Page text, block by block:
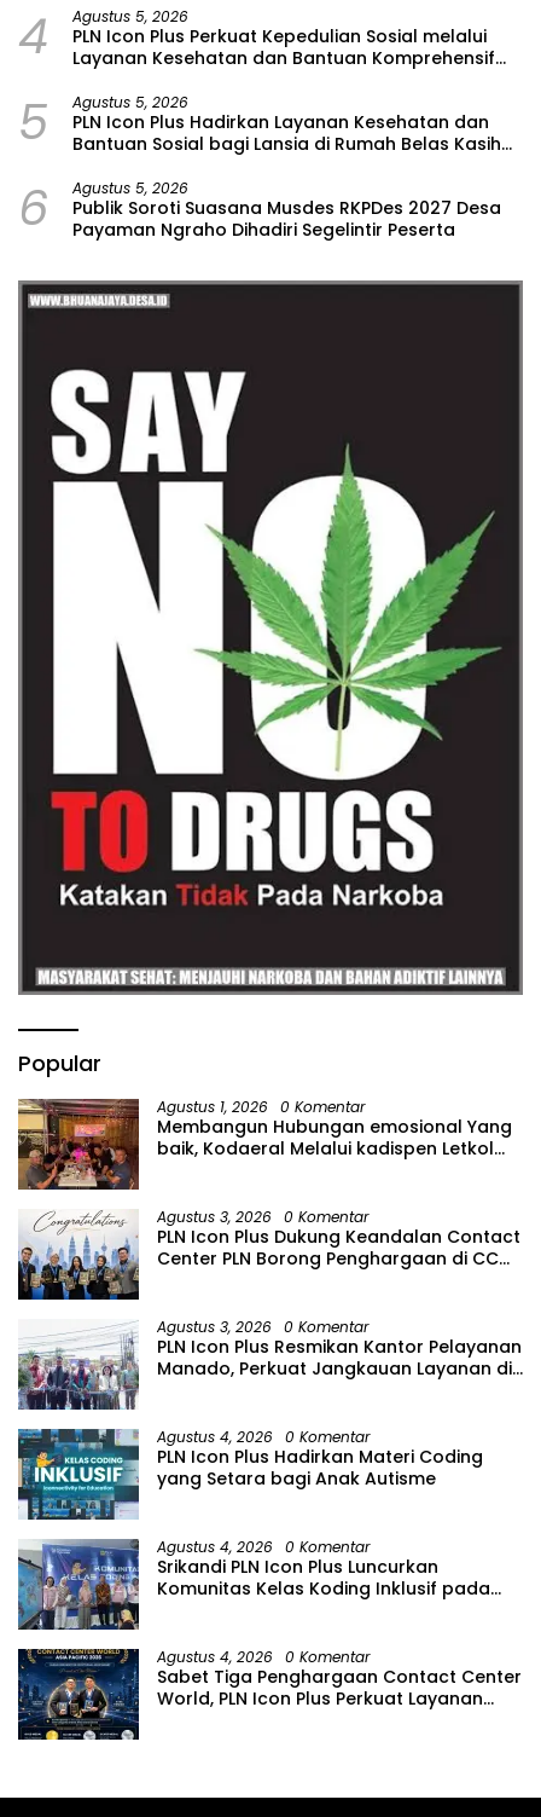
4 Agustus 5, 2026
PLN Icon Plus Perkuat Kepedulian Sosial melalui
Layanan Kesehatan dan Bantuan Komprehensif
5 Agustus 5, 2026
PLN Icon Plus Hadirkan Layanan Kesehatan dan
Bantuan Sosial bagi Lansia di Rumah Belas Kasih
6 Agustus 5, 2026
Publik Soroti Suasana Musdes RKPDes 2027 Desa
Payaman Ngraho Dihadiri Segelintir Peserta
Popular
Agustus 1, 2026 0 Komentar
Membangun Hubungan emosional Yang
baik, Kodaeral Melalui kadispen Letkol
suasana Santai lebih Dekat Dan
Harmonis.
Agustus 3, 2026 0 Komentar
PLN Icon Plus Dukung Keandalan Contact
Center PLN Borong Penghargaan di CCW
Agustus 3, 2026 0 Komentar
PLN Icon Plus Resmikan Kantor Pelayanan
Manado, Perkuat Jangkauan Layanan di
Agustus 4, 2026 0 Komentar
PLN Icon Plus Hadirkan Materi Coding
yang Setara bagi Anak Autisme
Agustus 4, 2026 0 Komentar
Srikandi PLN Icon Plus Luncurkan
Komunitas Kelas Koding Inklusif pada
Agustus 4, 2026 0 Komentar
Sabet Tiga Penghargaan Contact Center
World, PLN Icon Plus Perkuat Layanan